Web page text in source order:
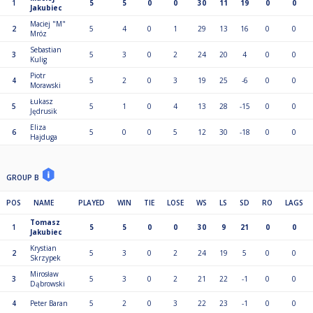
grupa D: 4,27,22,17,12,7 - grupa E: 5,26,21,16,11,6
1
Jakubiec
5 5 0 0 30 11 19 0 0
2
Maciej "M"
Mróz
5 4 0 1 29 13 16 0 0
3
Sebastian
Kulig
5 3 0 2 24 20 4 0 0
4
Piotr
Morawski
5 2 0 3 19 25 -6 0 0
5
Łukasz
Jędrusik
5 1 0 4 13 28 -15 0 0
6
Eliza
Hajduga
5 0 0 5 12 30 -18 0 0
GROUP B
POS NAME PLAYED WIN TIE LOSE WS LS SD RO LAGS
1
Tomasz
Jakubiec
5 5 0 0 30 9 21 0 0
2
Krystian
Skrzypek
5 3 0 2 24 19 5 0 0
3
Mirosław
Dąbrowski
5 3 0 2 21 22 -1 0 0
4 Peter Baran 5 2 0 3 22 23 -1 0 0